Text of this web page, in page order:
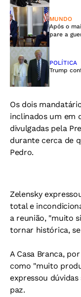
MUNDO
Após o
pare a
POLÍTICA
Trump
Os dois
inclinados um em
divulgadas pela
durante cerca de
Pedro.
Zelensky
total e
a reunião, "muito
tornar histórica,
A Casa Branca,
como "muito
expressou
paz.